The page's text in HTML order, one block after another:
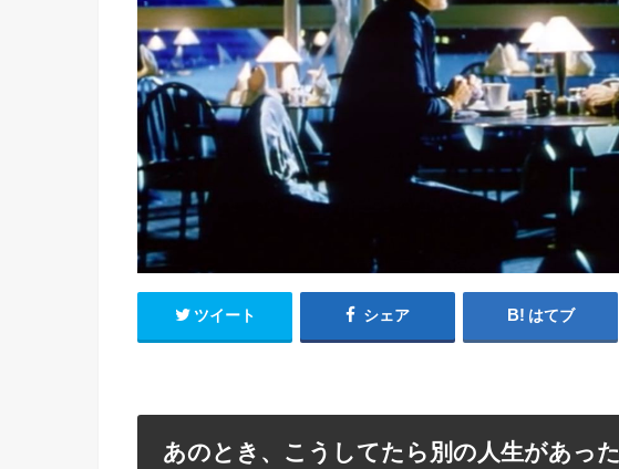
ツイート シェア はてブ
あのとき、こうしてたら別の人生があった